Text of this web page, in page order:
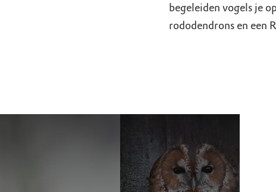
begeleiden vogels je
rododendrons en een
Ontdek Vogelrijk